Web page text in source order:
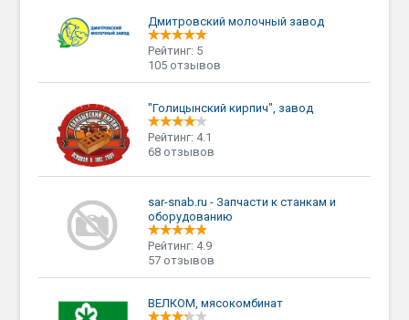
Дмитровский молочный завод
Рейтинг: 5
105 отзывов
"Голицынский кирпич", завод
Рейтинг: 4.1
68 отзывов
sar-snab.ru - Запчасти к станкам и
оборудованию
Рейтинг: 4.9
57 отзывов
ВЕЛКОМ, мясокомбинат